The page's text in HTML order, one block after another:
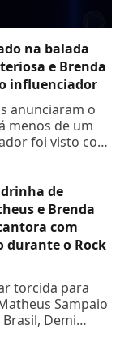
na balada
e Brenda
influenciador
anunciaram o
menos de um
foi visto com
balada.
de
e Brenda
com
durante o Rock
torcida para
Sampaio
Demi
de